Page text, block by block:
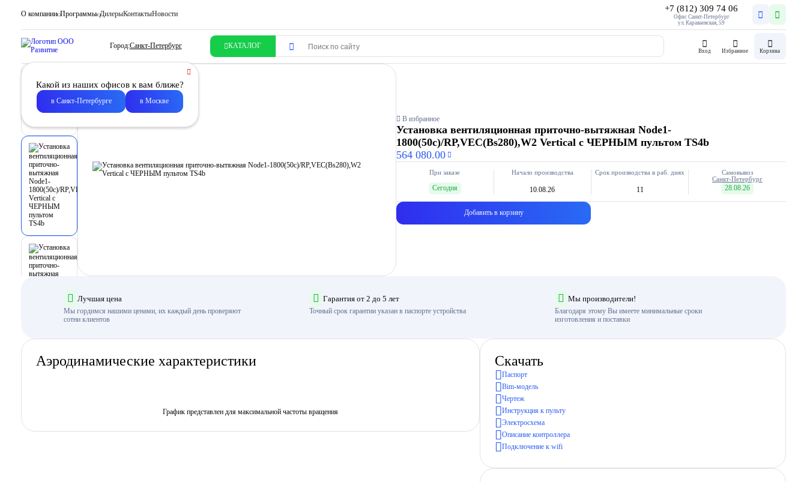
О компании Программы ДилерыКонтактыНовости
+7 (812) 309 74 06
Офис Санкт-Петербург
ул. Караваевская, 59
Город:Санкт-Петербург КАТАЛОГ
Вход Избранное Корзина
Какой из наших офисов к вам ближе?
в Санкт-Петербурге в Москве
В избранное
Установка вентиляционная приточно-вытяжная Node1-
1800(50c)/RP,VEC(Bs280),W2 Vertical с ЧЕРНЫМ пультом TS4b
564 080.00
При заказе
Сегодня
Начало производства
10.08.26
Срок производства в раб. днях
11
Самовывоз
Санкт-Петербург
28.08.26
Добавить в корзину
Лучшая цена
Мы гордимся нашими ценами, их каждый день проверяют
сотни клиентов
Гарантия от 2 до 5 лет
Точный срок гарантии указан в паспорте устройства
Мы производители!
Благодаря этому Вы имеете минимальные сроки
изготовления и поставки
Аэродинамические характеристики
График представлен для максимальной частоты вращения
Скачать
Паспорт
Bim-модель
Чертеж
Инструкция к пульту
Электросхема
Описание контроллера
Подключение к wifi